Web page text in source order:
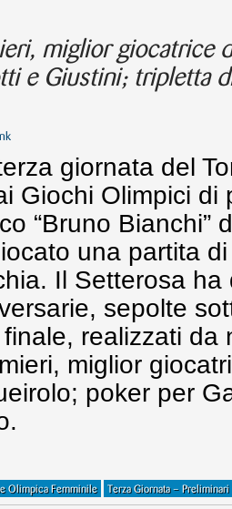
miglior giocatrice
e Giustini; tripletta
giornata del
Giochi Olimpici di
“Bruno Bianchi”
una partita
Il Setterosa ha
sepolte
realizzati da
miglior
poker per
Olimpica Femminile Terza Giornata – Preliminari